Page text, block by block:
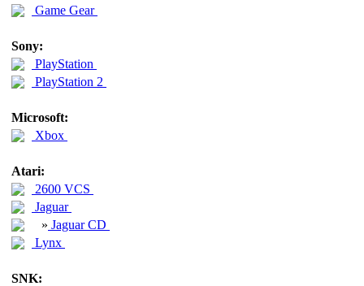
Game Gear
Sony:
PlayStation
PlayStation 2
Microsoft:
Xbox
Atari:
2600 VCS
Jaguar
» Jaguar CD
Lynx
SNK: